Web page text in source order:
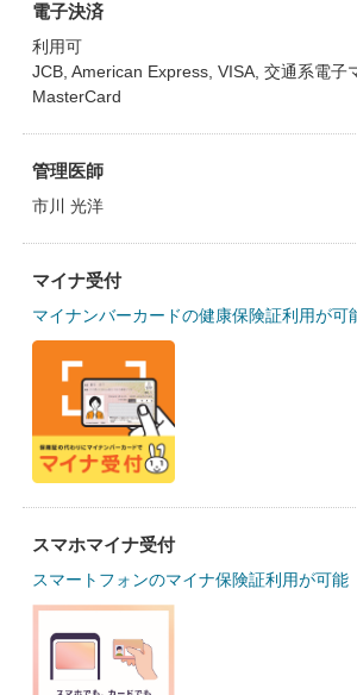
電子決済
利用可
JCB, American Express, VISA, 交通系電子
MasterCard
管理医師
市川 光洋
マイナ受付
マイナンバーカードの健康保険証利用が可
スマホマイナ受付
スマートフォンのマイナ保険証利用が可能